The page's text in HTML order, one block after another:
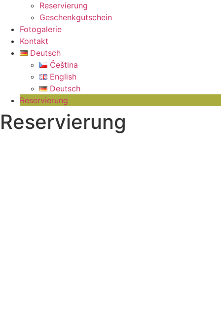
Reservierung
Geschenkgutschein
Fotogalerie
Kontakt
Deutsch
Čeština
English
Deutsch
Reservierung
Reservierung